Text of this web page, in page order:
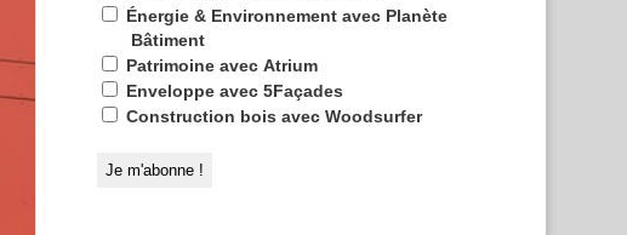
Énergie & Environnement avec Planète
Bâtiment
Patrimoine avec Atrium
Enveloppe avec 5Façades
Construction bois avec Woodsurfer